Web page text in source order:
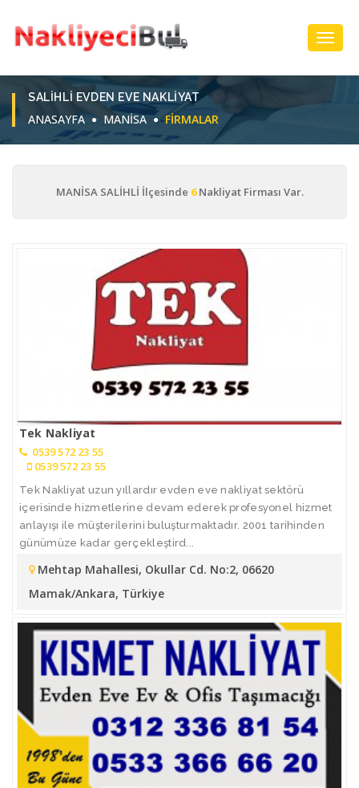
SALIHLI EVDEN EVE NAKLIYAT
ANASAYFA MANİSA FIRMALAR
MANİSA SALİHLİ İlçesinde 6Nakliyat Firması Var.
Tek Nakliyat
0539 572 23 55
0539 572 23 55
Tek Nakliyat uzun yıllardır evden eve nakliyat sektörü
içerisinde hizmetlerine devam ederek profesyonel hizmet
anlayışı ile müşterilerini buluşturmaktadır. 2001 tarihinden
günümüze kadar gerçekleştird...
Mehtap Mahallesi, Okullar Cd. No:2, 06620
Mamak/Ankara, Türkiye